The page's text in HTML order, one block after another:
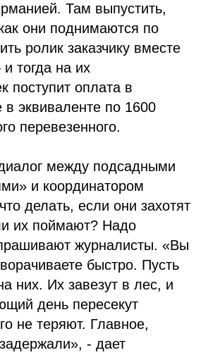
Там выпустить,
они поднимаются по
ролик заказчику вместе
тогда на их
поступит оплата в
в эквиваленте по 1600
перевезенного.
между подсадными
и координатором
делать, если они захотят
их поймают? Надо
журналисты. «Вы
быстро. Пусть
них. Их завезут в лес, и
день пересекут
не теряют. Главное,
- дает